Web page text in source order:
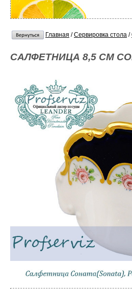
Главная /Сервировка стола /
САЛФЕТНИЦА 8,5 СМ